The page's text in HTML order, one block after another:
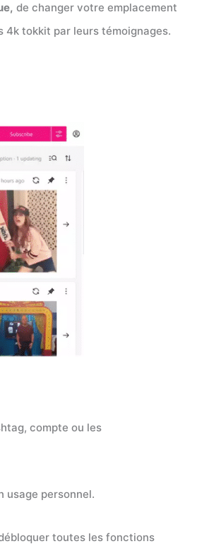
de changer votre emplacement
4k tokkit par leurs témoignages.
compte ou les
usage personnel.
toutes les fonctions